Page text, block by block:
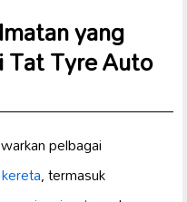
yang
Tyre Auto
pelbagai
, termasuk